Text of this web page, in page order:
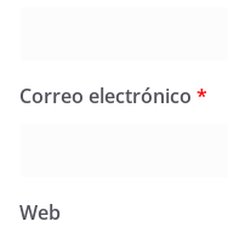
Correo electrónico *
Web